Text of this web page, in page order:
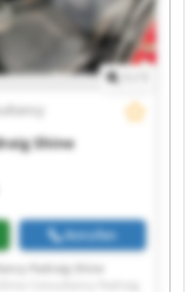
Shine
Anrufen
Padraig Shine